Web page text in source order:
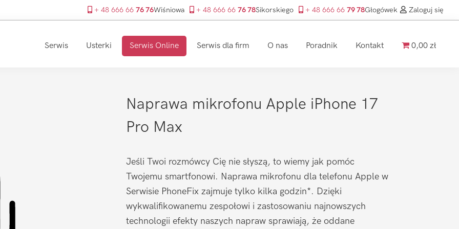
+ 48 666 66 76 76Wiśniowa + 48 666 66 76 78Sikorskiego + 48 666 66 79 78Głogówek Zaloguj się
Serwis Usterki Serwis Online Serwis dla firm O nas Poradnik Kontakt 0,00 zł
Naprawa mikrofonu Apple iPhone 17
Pro Max
Jeśli Twoi rozmówcy Cię nie słyszą, to wiemy jak pomóc
Twojemu smartfonowi. Naprawa mikrofonu dla telefonu Apple w
Serwisie PhoneFix zajmuje tylko kilka godzin*. Dzięki
wykwalifikowanemu zespołowi i zastosowaniu najnowszych
technologii efekty naszych napraw sprawiają, że oddane